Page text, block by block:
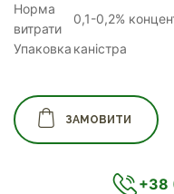
Норма
витрати
0,1-0,2%
Упаковка каністра
ЗАМОВИТИ
+38